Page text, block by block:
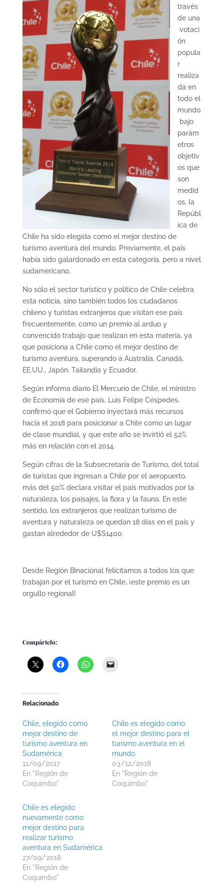
través
de una
votaci
ón
popula
r
realiza
da en
todo el
mundo
bajo
parám
etros
objetiv
os que
son
medid
os, la
Repúbl
ica de
Chile ha sido elegida como el mejor destino de
turismo aventura del mundo. Previamente, el país
había sido galardonado en esta categoría, pero a nivel
sudamericano.
No sólo el sector turístico y político de Chile celebra
esta noticia, sino también todos los ciudadanos
chileno y turistas extranjeros que visitan ese país
frecuentemente, como un premio al arduo y
convencido trabajo que realizan en esta materia, ya
que posiciona a Chile como el mejor destino de
turismo aventura, superando a Australia, Canadá,
EE.UU., Japón, Tailandia y Ecuador.
Según informa diario El Mercurio de Chile, el ministro
de Economía de ese país, Luis Felipe Céspedes,
confirmó que el Gobierno inyectará más recursos
hacia el 2018 para posicionar a Chile como un lugar
de clase mundial, y que este año se invirtió el 52%
más en relación con el 2014.
Según cifras de la Subsecretaría de Turismo, del total
de turistas que ingresan a Chile por el aeropuerto,
más del 50% declara visitar el país motivados por la
naturaleza, los paisajes, la flora y la fauna. En este
sentido, los extranjeros que realizan turismo de
aventura y naturaleza se quedan 18 días en el país y
gastan alrededor de U$S1400.
Desde Región Binacional felicitamos a todos los que
trabajan por el turismo en Chile, ¡este premio es un
orgullo regional!
Compártelo:
Relacionado
Chile, elegido como
mejor destino de
turismo aventura en
Sudamérica
11/09/2017
En "Región de
Coquimbo"
Chile es elegido como
el mejor destino para el
turismo aventura en el
mundo
03/12/2018
En "Región de
Coquimbo"
Chile es elegido
nuevamente como
mejor destino para
realizar turismo
aventura en Sudamérica
27/09/2018
En "Región de
Coquimbo"